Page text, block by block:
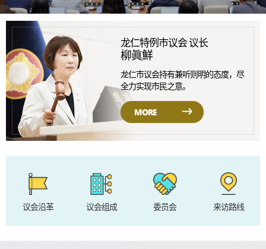
龙仁特例市议会 议长
柳眞鮮
龙仁市议会持有兼听则明的态度，尽
全力实现市民之意。
MORE
议会沿革 议会组成 委员会 来访路线